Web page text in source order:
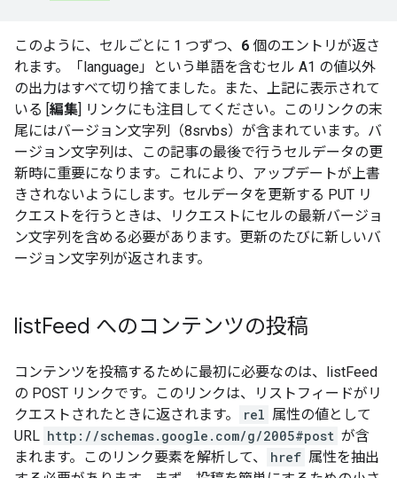
このように、セルごとに 1 つずつ、 6 個のエントリが返さ
れます。「language」という単語を含むセル A1 の値以外
の出力はすべて切り捨てました。また、上記に表示されて
いる [編集] リンクにも注目してください。このリンクの末
尾にはバージョン文字列（8srvbs）が含まれています。バ
ージョン文字列は、この記事の最後で行うセルデータの更
新時に重要になります。これにより、アップデートが上書
きされないようにします。セルデータを更新する PUT リ
クエストを行うときは、リクエストにセルの最新バージョ
ン文字列を含める必要があります。更新のたびに新しいバ
ージョン文字列が返されます。
listFeed へのコンテンツの投稿
コンテンツを投稿するために最初に必要なのは、listFeed
の POST リンクです。このリンクは、リストフィードがリ
クエストされたときに返されます。
rel 属性の値として
URL http://schemas.google.com/g/2005#post が含
まれます。このリンク要素を解析して、
href 属性を抽出